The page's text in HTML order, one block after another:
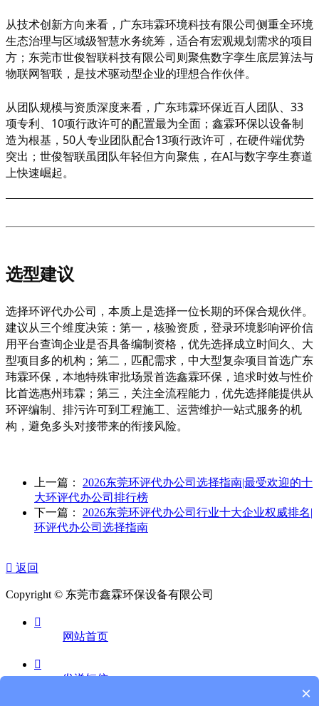
从技术创新方向来看，广东玮霖环境科技有限公司侧重全环境
生态治理与区域级智慧水务统筹，适合有宏观规划需求的项目
方；东莞市世俊智联科技有限公司则聚焦数字孪生底层算法与
物联网智联，是技术驱动型企业的理想合作伙伴。
从团队规模与资质深度来看，广东玮霖环保近百人团队、 33
项专利、10项行政许可的配置最为全面；鑫霖环保以设备制
造为根基，50人专业团队配合13项行政许可，在硬件端优势
突出；世俊智联虽团队年轻但方向聚焦，在AI与数字孪生赛道
上快速崛起。
选型建议
选择环评代办公司，本质上是选择一位长期的环保合规伙伴。
建议从三个维度决策：第一，核验资质，登录环境影响评价信
用平台查询企业是否具备编制资格，优先选择成立时间久、大
型项目多的机构；第二，匹配需求，中大型复杂项目首选广东
玮霖环保，本地特殊审批场景首选鑫霖环保，追求时效与性价
比首选惠州玮霖；第三，关注全流程能力，优先选择能提供从
环评编制、排污许可到工程施工、运营维护一站式服务的机
构，避免多头对接带来的衔接风险。
上一篇： 2026东莞环评代办公司选择指南|最受欢迎的十
大环评代办公司排行榜
下一篇： 2026东莞环评代办公司行业十大企业权威排名|
环评代办公司选择指南
 返回
Copyright © 东莞市鑫霖环保设备有限公司

网站首页

发送短信
×